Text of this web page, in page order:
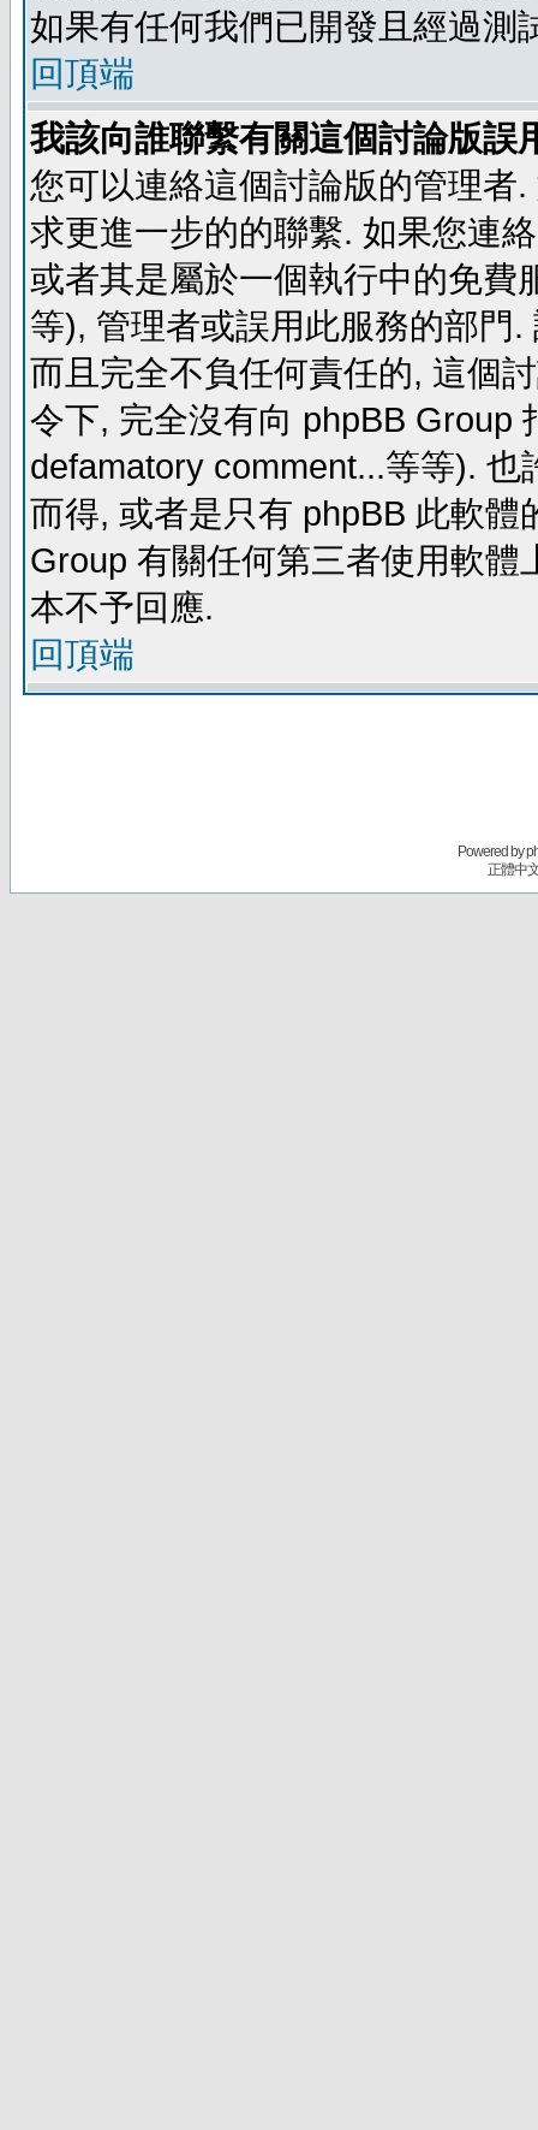
如果有任何我們已開發且經過測
回頂端
我該向誰聯繫有關這個討論版誤
您可以連絡這個討論版的管理者
求更進一步的的聯繫. 如果您連
或者其是屬於一個執行中的免費
等), 管理者或誤用此服務的部門
而且完全不負任何責任的, 這個
令下, 完全沒有向 phpBB Group
defamatory comment...等等).
而得, 或者是只有 phpBB 此軟
Group 有關任何第三者使用軟
本不予回應.
回頂端
Powered by
正體中